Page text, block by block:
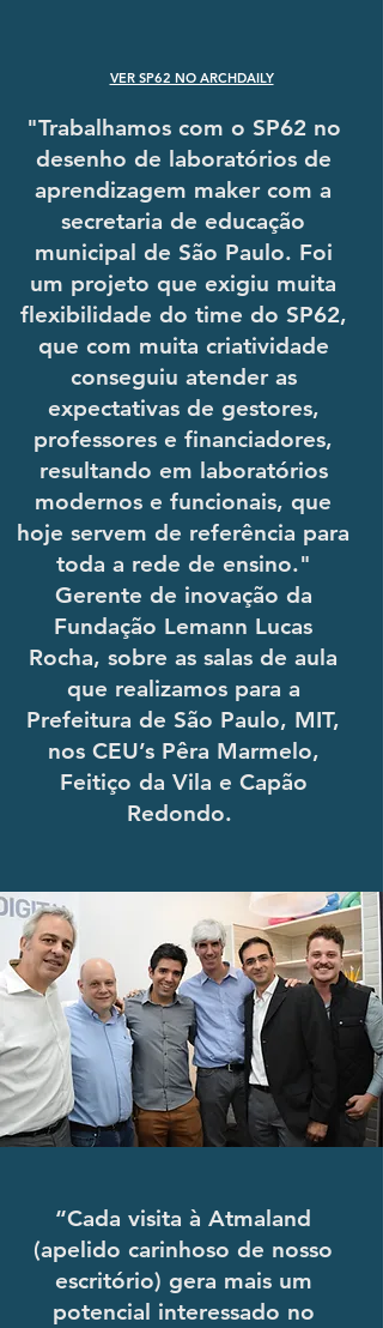
VER SP62 NO ARCHDAILY
"Trabalhamos com o SP62 no
desenho de laboratórios de
aprendizagem maker com a
secretaria de educação
municipal de São Paulo. Foi
um projeto que exigiu muita
flexibilidade do time do SP62,
que com muita criatividade
conseguiu atender as
expectativas de gestores,
professores e financiadores,
resultando em laboratórios
modernos e funcionais, que
hoje servem de referência para
toda a rede de ensino."
Gerente de inovação da
Fundação Lemann Lucas
Rocha, sobre as salas de aula
que realizamos para a
Prefeitura de São Paulo, MIT,
nos CEU’s Pêra Marmelo,
Feitiço da Vila e Capão
Redondo.
“Cada visita à Atmaland
(apelido carinhoso de nosso
escritório) gera mais um
potencial interessado no